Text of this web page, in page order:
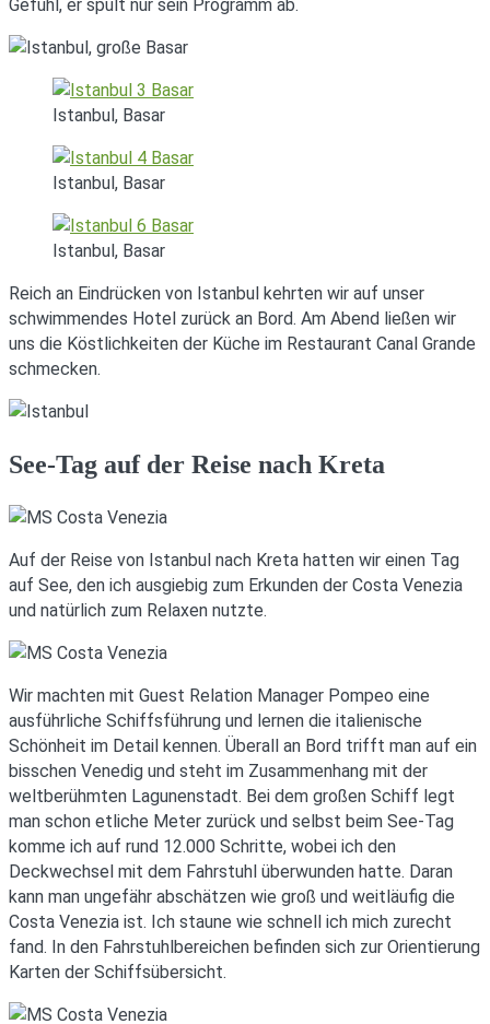
Gefühl, er spult nur sein Programm ab.
Istanbul, Basar
Istanbul, Basar
Istanbul, Basar
Reich an Eindrücken von Istanbul kehrten wir auf unser
schwimmendes Hotel zurück an Bord. Am Abend ließen wir
uns die Köstlichkeiten der Küche im Restaurant Canal Grande
schmecken.
See-Tag auf der Reise nach Kreta
Auf der Reise von Istanbul nach Kreta hatten wir einen Tag
auf See, den ich ausgiebig zum Erkunden der Costa Venezia
und natürlich zum Relaxen nutzte.
Wir machten mit Guest Relation Manager Pompeo eine
ausführliche Schiffsführung und lernen die italienische
Schönheit im Detail kennen. Überall an Bord trifft man auf ein
bisschen Venedig und steht im Zusammenhang mit der
weltberühmten Lagunenstadt. Bei dem großen Schiff legt
man schon etliche Meter zurück und selbst beim See-Tag
komme ich auf rund 12.000 Schritte, wobei ich den
Deckwechsel mit dem Fahrstuhl überwunden hatte. Daran
kann man ungefähr abschätzen wie groß und weitläufig die
Costa Venezia ist. Ich staune wie schnell ich mich zurecht
fand. In den Fahrstuhlbereichen befinden sich zur Orientierung
Karten der Schiffsübersicht.